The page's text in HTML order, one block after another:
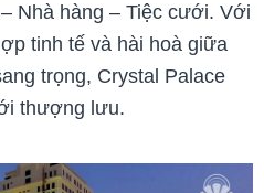
Nhà hàng – Tiệc cưới. Với
tinh tế và hài hoà giữa
trọng, Crystal Palace
thượng lưu.